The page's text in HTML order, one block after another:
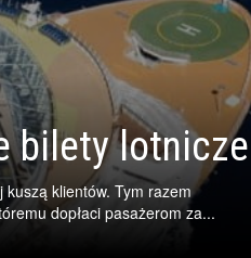
bilety lotnicze
klientów. Tym razem
dopłaci pasażerom za...